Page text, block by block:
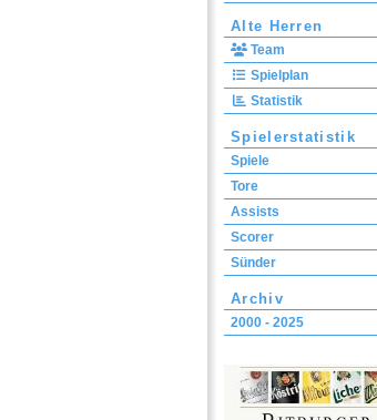
Alte Herren
Team
Spielplan
Statistik
Spielerstatistik
Spiele
Tore
Assists
Scorer
Sünder
Archiv
2000 - 2025